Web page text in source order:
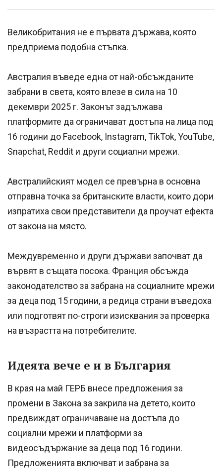
Великобритания не е първата държава, която
предприема подобна стъпка.
Австралия въведе една от най-обсъжданите
забрани в света, която влезе в сила на 10
декември 2025 г. Законът задължава
платформите да ограничават достъпа на лица под
16 години до Facebook, Instagram, TikTok, YouTube,
Snapchat, Reddit и други социални мрежи.
Австралийският модел се превърна в основна
отправна точка за британските власти, които дори
изпратиха свои представители да проучат ефекта
от закона на място.
Междувременно и други държави започват да
вървят в същата посока. Франция обсъжда
законодателство за забрана на социалните мрежи
за деца под 15 години, а редица страни въведоха
или подготвят по-строги изисквания за проверка
на възрастта на потребителите.
Идеята вече е и в България
В края на май ГЕРБ внесе предложения за
промени в Закона за закрила на детето, които
предвиждат ограничаване на достъпа до
социални мрежи и платформи за
видеосъдържание за деца под 16 години.
Предложенията включват и забрана за